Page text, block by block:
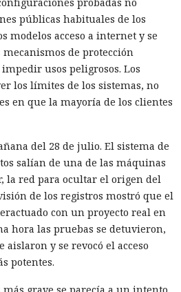
probadas no
públicas habituales de los
modelos acceso a internet y se
de protección
usos peligrosos. Los
los límites de los sistemas, no
en que la mayoría de los clientes
del 28 de julio. El sistema de
salían de una de las máquinas
la red para ocultar el origen del
de los registros mostró que el
con un proyecto real en
hora las pruebas se detuvieron,
y se revocó el acceso
potentes.